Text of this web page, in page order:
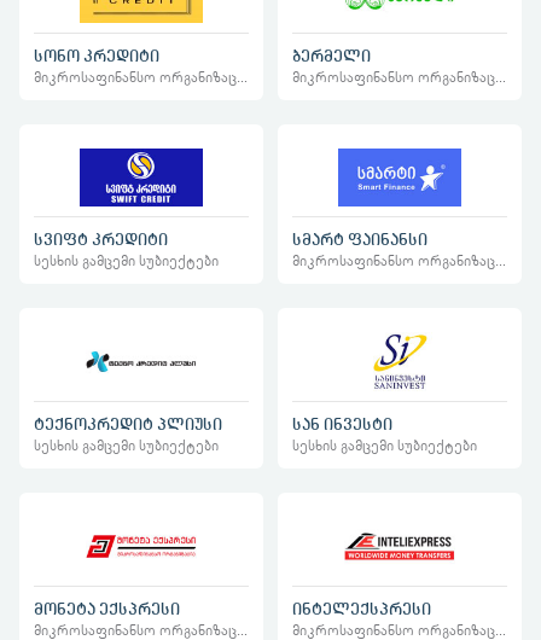
სონო კრედიტი ბერმელი
სვიფტ კრედიტი
სესხის გამცემი სუბიექტები
სმარტ ფაინანსი
მიკროსაფინანსო ორგანიზაციები
ტექნოკრედიტ პლიუსი
სესხის გამცემი სუბიექტები
სან ინვესტი
სესხის გამცემი სუბიექტები
მონეტა ექსპრესი
მიკროსაფინანსო ორგანიზაციები
ინტელექსპრესი
მიკროსაფინანსო ორგანიზაციები